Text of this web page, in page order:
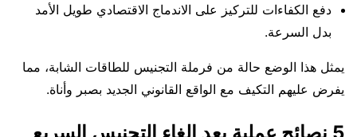
دفع الكفاءات للتركيز على الاندماج الاقتصادي طويل الأمد
بدل السرعة.
يمثل هذا الوضع حالة من فرملة التجنيس للطاقات الشابة، مما
يفرض عليهم التكيف مع الواقع القانوني الجديد بصبر وأناة.